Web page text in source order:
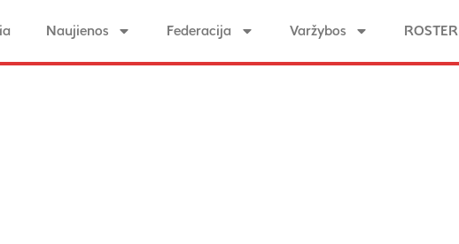
Naujienos Federacija Varžybos ROSTER